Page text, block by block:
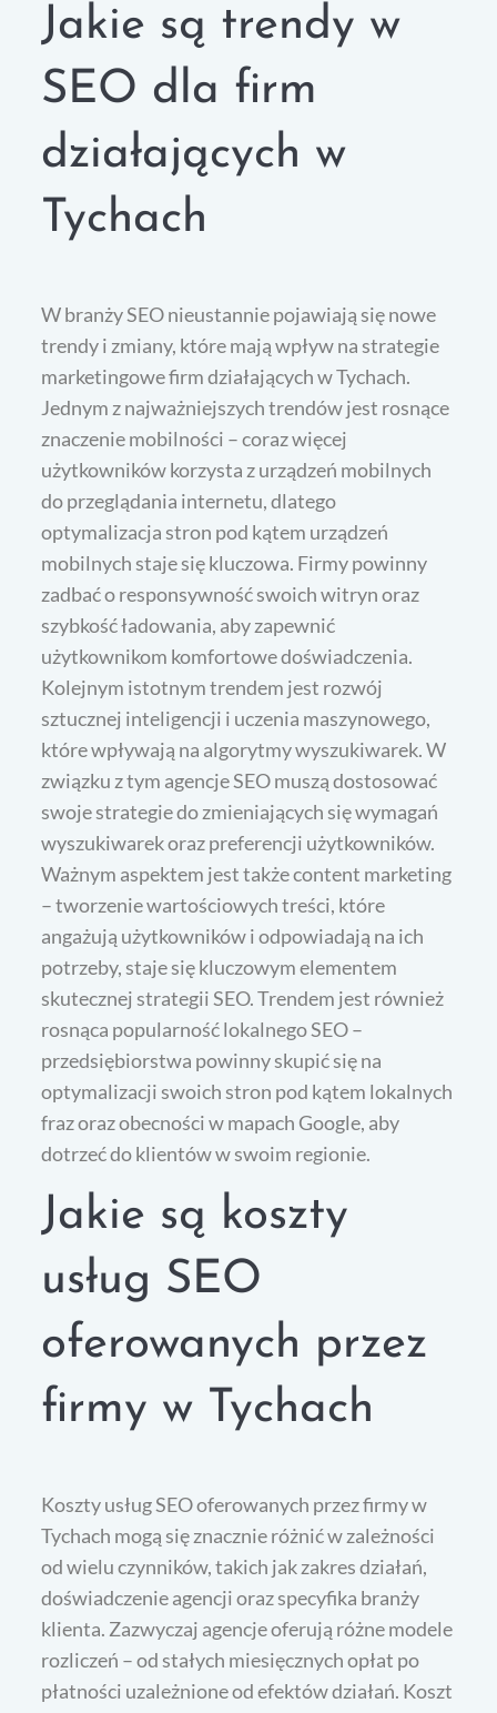
Jakie są trendy w
SEO dla firm
działających w
Tychach
W branży SEO nieustannie pojawiają się nowe
trendy i zmiany, które mają wpływ na strategie
marketingowe firm działających w Tychach.
Jednym z najważniejszych trendów jest rosnące
znaczenie mobilności – coraz więcej
użytkowników korzysta z urządzeń mobilnych
do przeglądania internetu, dlatego
optymalizacja stron pod kątem urządzeń
mobilnych staje się kluczowa. Firmy powinny
zadbać o responsywność swoich witryn oraz
szybkość ładowania, aby zapewnić
użytkownikom komfortowe doświadczenia.
Kolejnym istotnym trendem jest rozwój
sztucznej inteligencji i uczenia maszynowego,
które wpływają na algorytmy wyszukiwarek. W
związku z tym agencje SEO muszą dostosować
swoje strategie do zmieniających się wymagań
wyszukiwarek oraz preferencji użytkowników.
Ważnym aspektem jest także content marketing
– tworzenie wartościowych treści, które
angażują użytkowników i odpowiadają na ich
potrzeby, staje się kluczowym elementem
skutecznej strategii SEO. Trendem jest również
rosnąca popularność lokalnego SEO –
przedsiębiorstwa powinny skupić się na
optymalizacji swoich stron pod kątem lokalnych
fraz oraz obecności w mapach Google, aby
dotrzeć do klientów w swoim regionie.
Jakie są koszty
usług SEO
oferowanych przez
firmy w Tychach
Koszty usług SEO oferowanych przez firmy w
Tychach mogą się znacznie różnić w zależności
od wielu czynników, takich jak zakres działań,
doświadczenie agencji oraz specyfika branży
klienta. Zazwyczaj agencje oferują różne modele
rozliczeń – od stałych miesięcznych opłat po
płatności uzależnione od efektów działań. Koszt